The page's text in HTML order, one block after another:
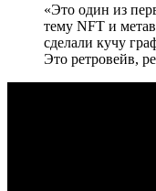
«Это один из
тему NFT и
сделали кучу
Это ретровейв,